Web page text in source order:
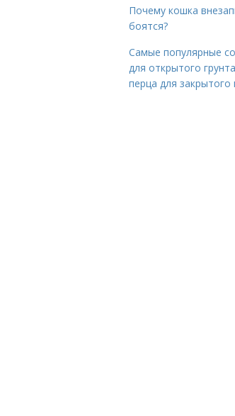
Почему кошка
боятся?
Самые популярные
для открытого
перца для закрытого